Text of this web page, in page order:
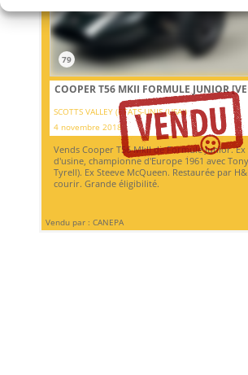
79
COOPER T56 MKII FORMULE JUNIOR
SCOTTS VALLEY (ETATS-UNIS (USA))
4 novembre 2018
Vends Cooper T56 MkII de Formule Junior.
d'usine, championne d'Europe 1961 avec
Tyrell). Ex Steeve McQueen. Restaurée par
courir. Grande éligibilité.
Vendu par : CANEPA